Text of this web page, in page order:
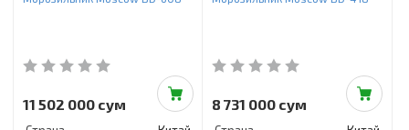
11 502 000 сум 8 731 000 сум